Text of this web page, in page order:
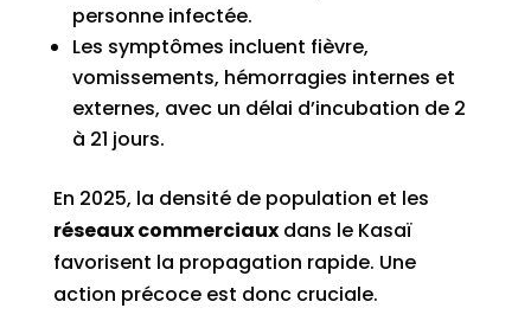
personne infectée.
Les symptômes incluent fièvre,
vomissements, hémorragies internes et
externes, avec un délai d’incubation de 2
à 21 jours.
En 2025, la densité de population et les
réseaux commerciauxdans le Kasaï
favorisent la propagation rapide. Une
action précoce est donc cruciale.